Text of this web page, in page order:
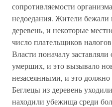
сопротивляемости
недоедания. Жители
деревень, и некоторые
число плательщиков
Власти поначалу заставляли
умерших, и это вызывало
незасеянными, и это
Беглецы из деревень
находили убежища среди